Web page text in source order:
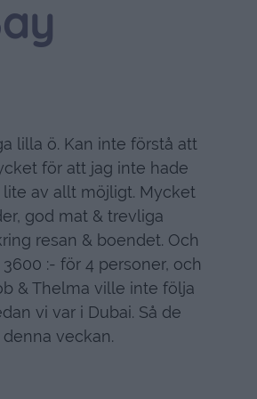
lilla ö. Kan inte förstå att
för att jag inte hade
av allt möjligt. Mycket
god mat & trevliga
resan & boendet. Och
:- för 4 personer, och
& Thelma ville inte följa
vi var i Dubai. Så de
veckan.